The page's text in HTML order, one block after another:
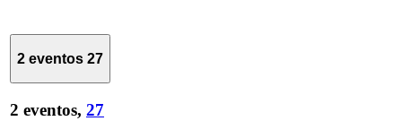
2 eventos 27
2 eventos, 27